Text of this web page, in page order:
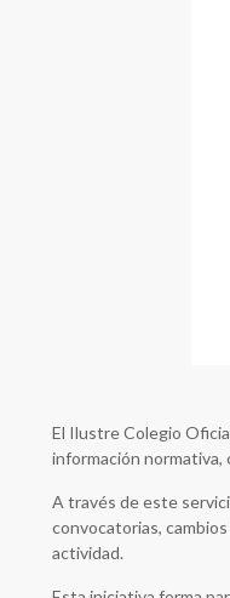
El Ilustre Colegio
información normativa,
A través de este
convocatorias,
actividad.